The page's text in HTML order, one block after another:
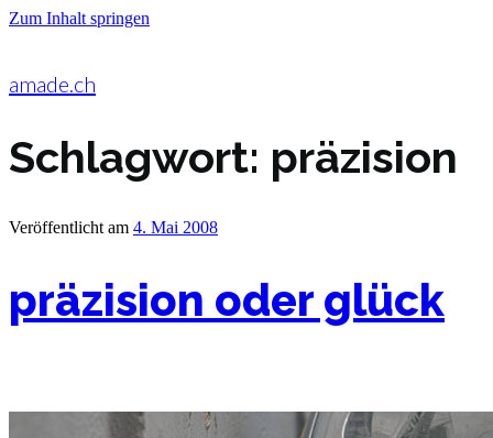
Zum Inhalt springen
amade.ch
Schlagwort: präzision
Veröffentlicht am 4. Mai 2008
präzision oder glück